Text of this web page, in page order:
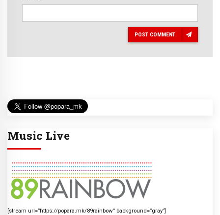
POST COMMENT
Music Live
[stream url=”https://popara.mk/89rainbow” background=”gray”]